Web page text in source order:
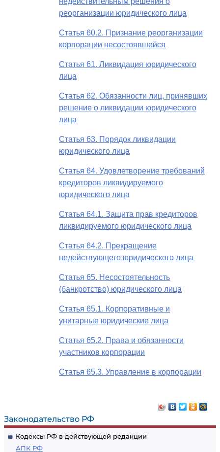
Законодательство РФ
Кодексы РФ в действующей редакции
АПК РФ
реорганизации юридического лица
Статья 60.2. Признание реорганизации
корпорации несостоявшейся
Статья 61. Ликвидация юридического
лица
Статья 62. Обязанности лиц, принявших
решение о ликвидации юридического
лица
Статья 63. Порядок ликвидации
юридического лица
Статья 64. Удовлетворение требований
кредиторов ликвидируемого
юридического лица
Статья 64.1. Защита прав кредиторов
ликвидируемого юридического лица
Статья 64.2. Прекращение
недействующего юридического лица
Статья 65. Несостоятельность
(банкротство) юридического лица
Статья 65.1. Корпоративные и
унитарные юридические лица
Статья 65.2. Права и обязанности
участников корпорации
Статья 65.3. Управление в корпорации